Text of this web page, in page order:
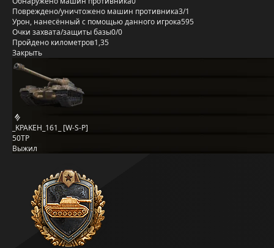
Повреждено/уничтожено машин противника3/1
Урон, нанесённый с помощью данного игрока595
Очки захвата/защиты базы0/0
Пройдено километров1,35
Закрыть
_KPAKEH_161_ [W-S-P]
50TP
Выжил